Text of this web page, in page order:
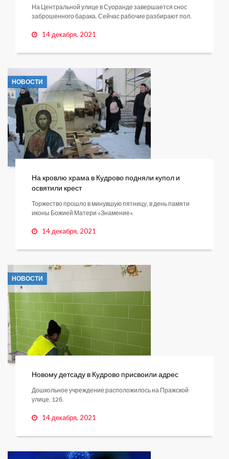
На Центральной улице в Суоранде завершается снос
заброшенного барака. Сейчас рабочие разбирают пол.
14 декабря, 2021
НОВОСТИ
На кровлю храма в Кудрово подняли купол и
освятили крест
Торжество прошло в минувшую пятницу, в день памяти
иконы Божией Матери «Знамение».
14 декабря, 2021
НОВОСТИ
Новому детсаду в Кудрово присвоили адрес
Дошкольное учреждение расположилось на Пражской
улице, 12б.
14 декабря, 2021